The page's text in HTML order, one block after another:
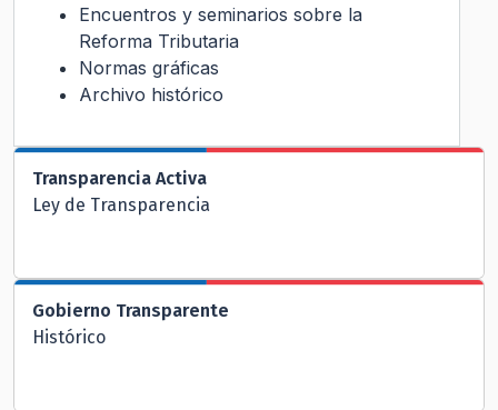
Encuentros y seminarios sobre la
Reforma Tributaria
Normas gráficas
Archivo histórico
Transparencia Activa
Ley de Transparencia
Gobierno Transparente
Histórico